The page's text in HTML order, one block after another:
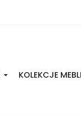
KOLEKCJE MEBLI